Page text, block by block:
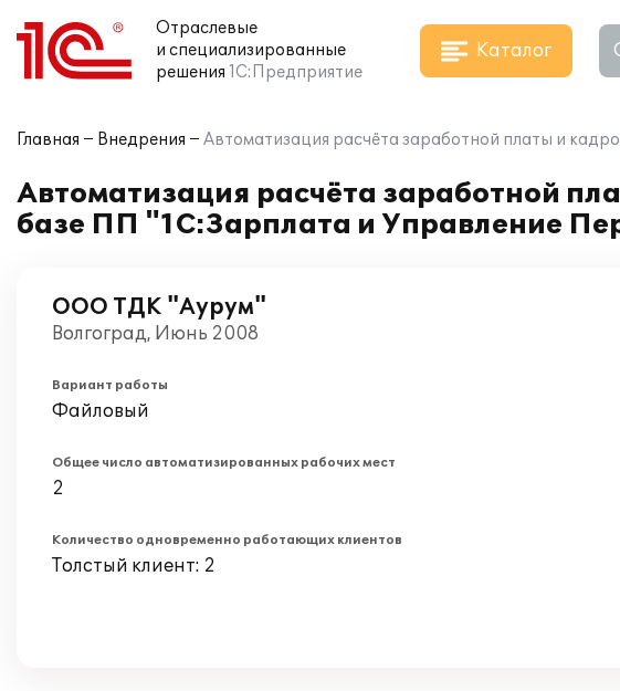
Отраслевые
и специализированные
решения 1С:Предприятие
Каталог
Главная Внедрения Автоматизация расчёта заработной платы и
Автоматизация расчёта заработной
базе ПП "1С:Зарплата и Управление
ООО ТДК "Аурум"
Волгоград, Июнь 2008
Вариант работы
Файловый
Общее число автоматизированных рабочих мест
2
Количество одновременно работающих клиентов
Толстый клиент: 2